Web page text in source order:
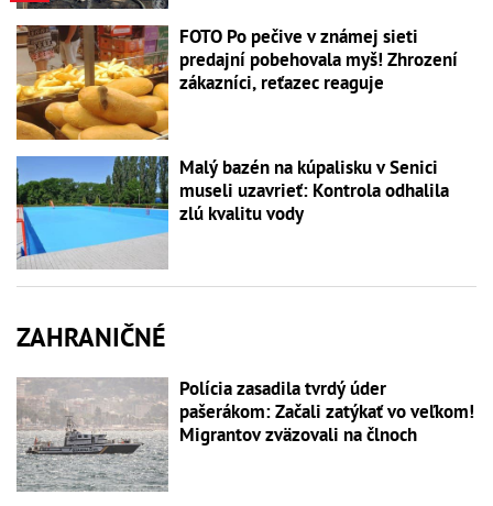
FOTO Po pečive v známej sieti
predajní pobehovala myš! Zhrození
zákazníci, reťazec reaguje
Malý bazén na kúpalisku v Senici
museli uzavrieť: Kontrola odhalila
zlú kvalitu vody
ZAHRANIČNÉ
Polícia zasadila tvrdý úder
pašerákom: Začali zatýkať vo veľkom!
Migrantov zväzovali na člnoch